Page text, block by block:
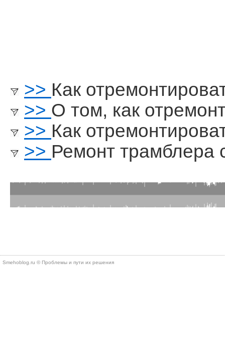
>> Как
>> О том, как
>> Как
>> Ремонт трамблера
Smehoblog.ru © Проблемы и пути их решения